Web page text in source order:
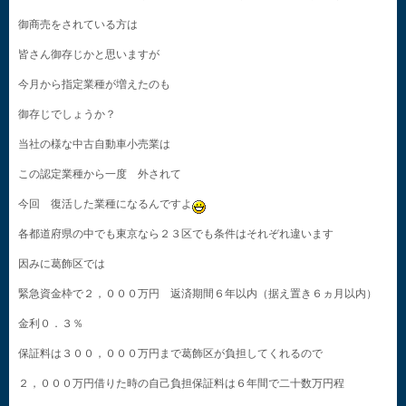
御商売をされている方は
皆さん御存じかと思いますが
今月から指定業種が増えたのも
御存じでしょうか？
当社の様な中古自動車小売業は
この認定業種から一度 外されて
今回 復活した業種になるんですよ
各都道府県の中でも東京なら２３区でも条件はそれぞれ違います
因みに葛飾区では
緊急資金枠で２，０００万円 返済期間６年以内（据え置き６ヵ月以内）
金利０．３％
保証料は３００，０００万円まで葛飾区が負担してくれるので
２，０００万円借りた時の自己負担保証料は６年間で二十数万円程